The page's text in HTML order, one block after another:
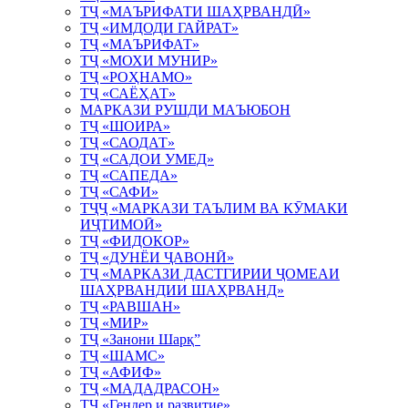
ТҶ «МАЪРИФАТИ ШАҲРВАНДӢ»
ТҶ «ИМДОДИ ГАЙРАТ»
ТҶ «МАЪРИФАТ»
ТҶ «МОХИ МУНИР»
ТҶ «РОҲНАМО»
ТҶ «САЁҲАТ»
МАРКАЗИ РУШДИ МАЪЮБОН
ТҶ «ШОИРА»
ТҶ «САОДАТ»
ТҶ «САДОИ УМЕД»
ТҶ «САПЕДА»
ТҶ «САФИ»
ТҶҶ «МАРКАЗИ ТАЪЛИМ ВА КӮМАКИ
ИҶТИМОӢ»
ТҶ «ФИДОКОР»
ТҶ «ДУНЁИ ҶАВОНӢ»
ТҶ «МАРКАЗИ ДАСТГИРИИ ҶОМЕАИ
ШАҲРВАНДИИ ШАҲРВАНД»
ТҶ «РАВШАН»
ТҶ «МИР»
ТҶ «Занони Шарқ”
ТҶ «ШАМС»
ТҶ «АФИФ»
ТҶ «МАДАДРАСОН»
ТҶ «Гендер и развитие»